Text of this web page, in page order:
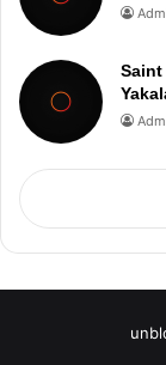
Saint